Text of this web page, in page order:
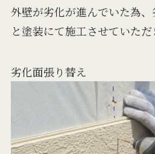
外壁が劣化が進んでいた為
と塗装にて施工させていただ
劣化面張り替え